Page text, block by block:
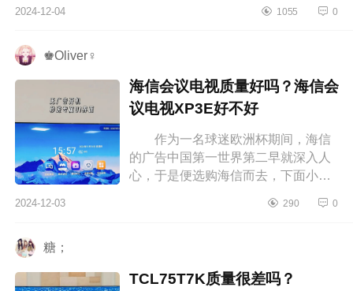
tclt6k和t7k哪个性价比高 tcl65寸...
2024-12-04 1055 0
♚Oliver♀
海信会议电视质量好吗？海信会
议电视XP3E好不好
作为一名球迷欧洲杯期间，海信
的广告中国第一世界第二早就深入人
心，于是便选购海信而去，下面小编
2024-12-03 290 0
糖；
TCL75T7K质量很差吗？